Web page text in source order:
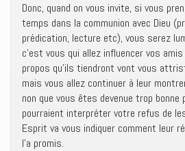
Donc, quand on vous invite, si vous
temps dans la communion avec Dieu
prédication, lecture etc), vous serez
c’est vous qui allez influencer vos
propos qu’ils tiendront vont vous
mais vous allez continuer à leur
non que vous êtes devenue trop bonne
pourraient interpréter votre refus de
Esprit va vous indiquer comment leur
l’a promis.